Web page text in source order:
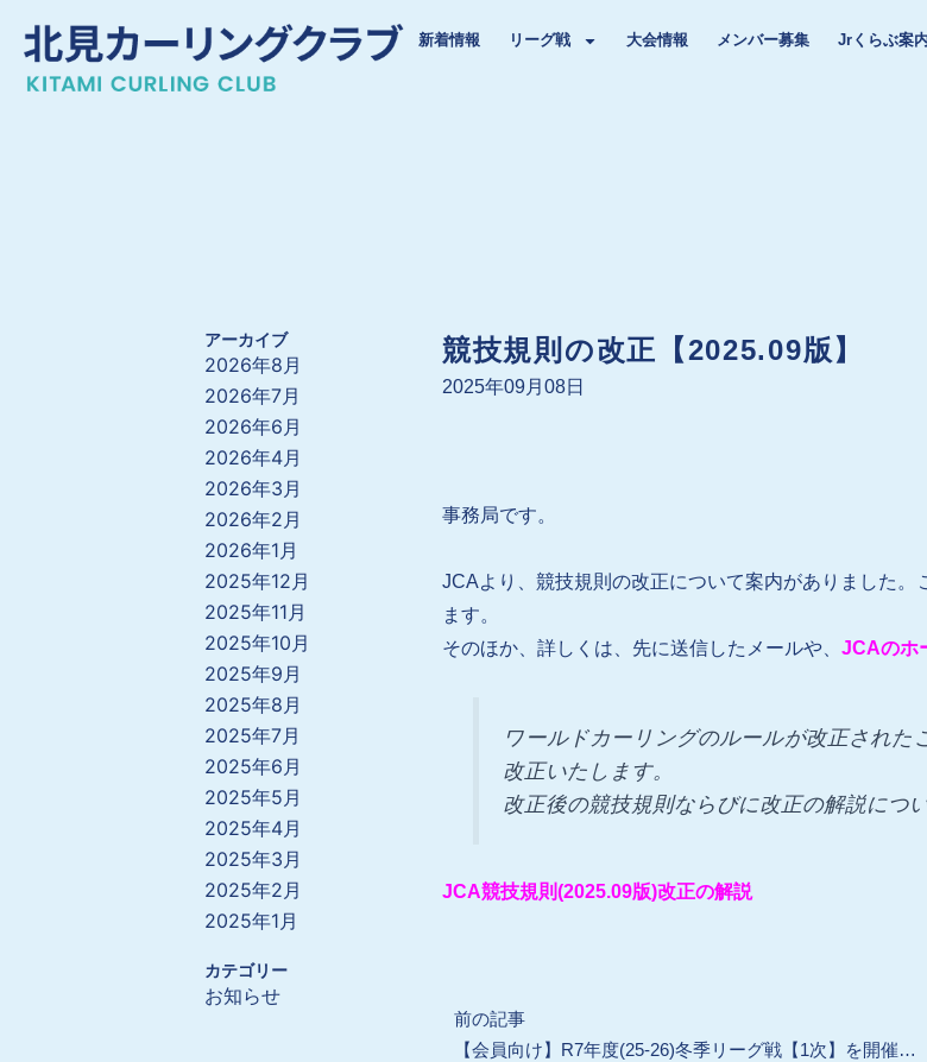
新着情報 リーグ戦 大会情報 メンバー募集 Jrくらぶ案
アーカイブ
2026年8月
2026年7月
2026年6月
2026年4月
2026年3月
2026年2月
2026年1月
2025年12月
2025年11月
2025年10月
2025年9月
2025年8月
2025年7月
2025年6月
2025年5月
2025年4月
2025年3月
2025年2月
2025年1月
カテゴリー
お知らせ
競技規則の改正【2025.09版】
2025年09月08日
事務局です。
JCAより、競技規則の改正について案内がありました
ます。
そのほか、詳しくは、先に送信したメールや、 JCAのホ
ワールドカーリングのルールが改正され
改正いたします。
改正後の競技規則ならびに改正の解説につ
JCA競技規則(2025.09版)改正の解説
Prev
前の記事
【会員向け】R7年度(25-26)冬季リーグ戦【1次】を開催します